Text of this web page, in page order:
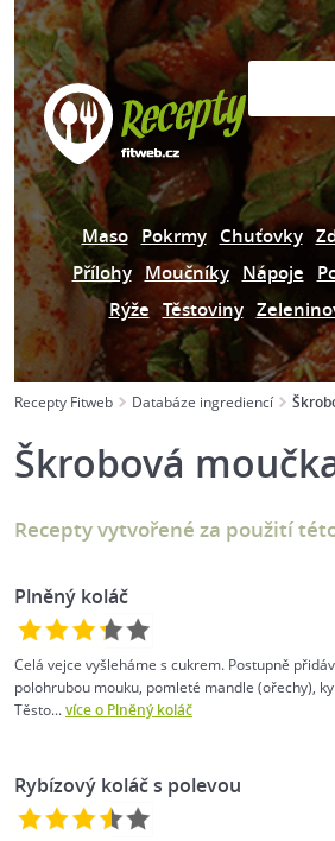
Maso Pokrmy Chuťovky
Přílohy Moučníky Nápoje
Rýže Těstoviny
Recepty Fitweb Databáze ingrediencí
Škrobová
Recepty vytvořené za použití
Plněný koláč
Celá vejce vyšleháme s cukrem. Postupně
polohrubou mouku, pomleté mandle (ořechy),
Těsto...více o Plněný koláč
Rybízový koláč s polevou